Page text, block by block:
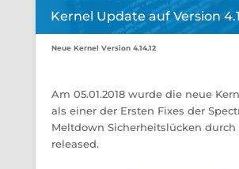
Kernel Update auf Version
Neue Kernel Version 4.14.12
Am 05.01.2018 wurde die neue
als einer der Ersten Fixes der
Meltdown Sicherheitslücken durch
released.